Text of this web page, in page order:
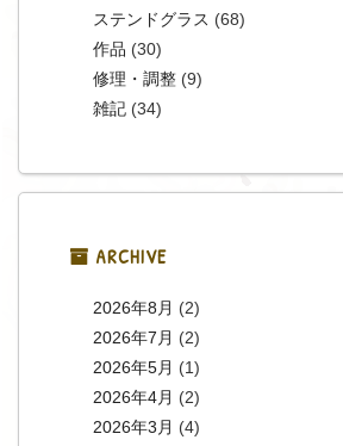
ステンドグラス (68)
作品 (30)
修理・調整(9)
雑記(34)
ARCHIVE
2026年8月 (2)
2026年7月 (2)
2026年5月 (1)
2026年4月 (2)
2026年3月 (4)